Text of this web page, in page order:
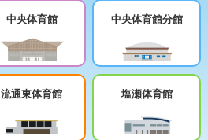
中央体育館 中央体育館分館
流通東体育館 塩瀬体育館